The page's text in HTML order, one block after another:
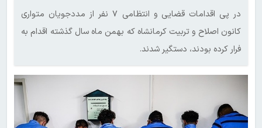
در پی اقدامات قضایی و انتظامی ۷ نفر از مددجویان متواری
کانون اصلاح و تربیت کرمانشاه که بهمن ماه سال گذشته اقدام به
فرار کرده بودند، دستگیر شدند.